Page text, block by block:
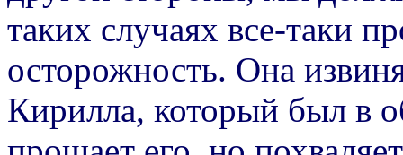
таких случаях все-таки
осторожность. Она
Кирилла, который был в